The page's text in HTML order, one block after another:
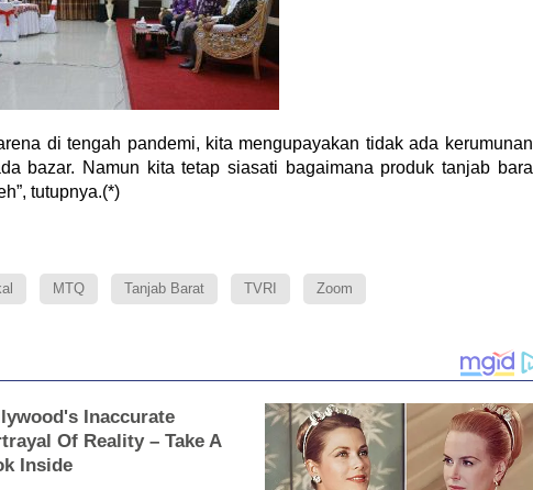
di tengah pandemi, kita mengupayakan tidak ada
bazar. Namun kita tetap siasati bagaimana produk tanjab
tutupnya.(*)
MTQ Tanjab Barat TVRI Zoom